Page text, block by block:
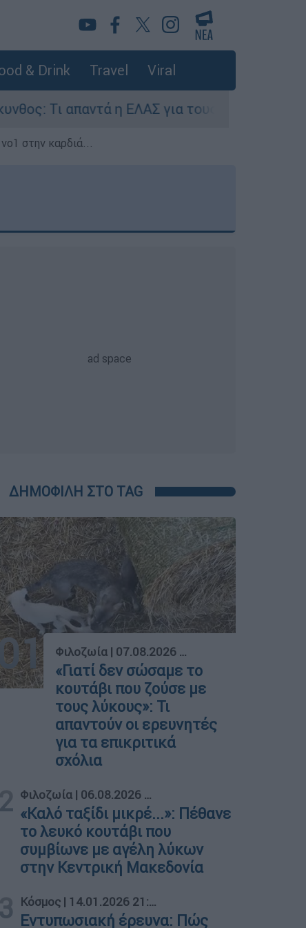
& Drink Travel Viral
η ΕΛΑΣ για τους 8 βιασμούς τουριστριών -
στην καρδιά...
ΔΗΜΟΦΙΛΗ ΣΤΟ TAG
Φιλοζωία | 07.08.2026 17:10
«Γιατί δεν σώσαμε το
κουτάβι που ζούσε με
τους λύκους»: Τι
απαντούν οι ερευνητές
για τα επικριτικά
σχόλια
Φιλοζωία | 06.08.2026 19:12
«Καλό ταξίδι μικρέ...»: Πέθανε
το λευκό κουτάβι που
συμβίωνε με αγέλη λύκων
στην Κεντρική Μακεδονία
Κόσμος | 14.01.2026 21:25
Εντυπωσιακή έρευνα: Πώς